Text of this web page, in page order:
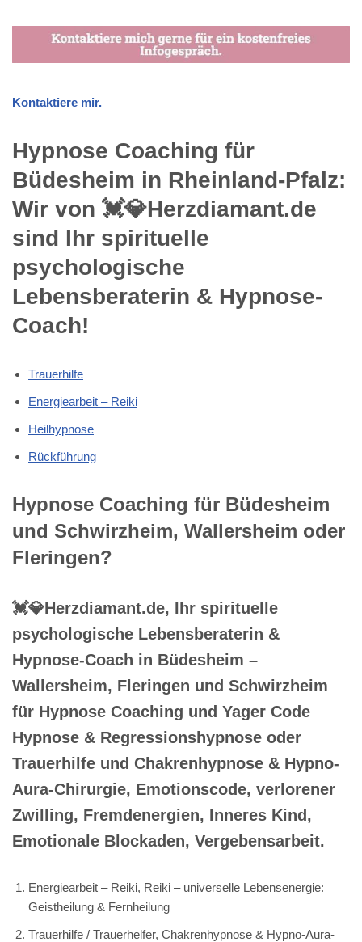
Kontaktiere mir.
Hypnose Coaching für
Büdesheim in Rheinland-Pfalz:
Wir von 💓️💎Herzdiamant.de
sind Ihr spirituelle
psychologische
Lebensberaterin & Hypnose-
Coach!
Trauerhilfe
Energiearbeit – Reiki
Heilhypnose
Rückführung
Hypnose Coaching für Büdesheim
und Schwirzheim, Wallersheim oder
Fleringen?
💓️💎Herzdiamant.de, Ihr spirituelle
psychologische Lebensberaterin &
Hypnose-Coach in Büdesheim –
Wallersheim, Fleringen und Schwirzheim
für Hypnose Coaching und Yager Code
Hypnose & Regressionshypnose oder
Trauerhilfe und Chakrenhypnose & Hypno-
Aura-Chirurgie, Emotionscode, verlorener
Zwilling, Fremdenergien, Inneres Kind,
Emotionale Blockaden, Vergebensarbeit.
Energiearbeit – Reiki, Reiki – universelle Lebensenergie:
Geistheilung & Fernheilung
Trauerhilfe / Trauerhelfer, Chakrenhypnose & Hypno-Aura-